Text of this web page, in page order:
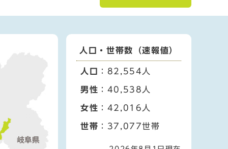
人口・世帯数（速報値）
人口 ：82,554人
男性 ：40,538人
女性 ：42,016人
世帯 ：37,077世帯